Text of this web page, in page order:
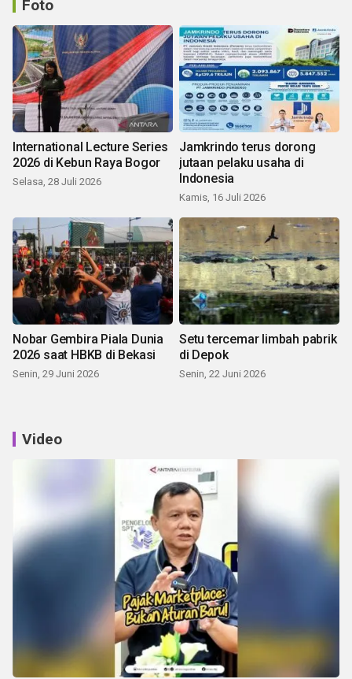
Foto
International Lecture Series
2026 di Kebun Raya Bogor
Selasa, 28 Juli 2026
Jamkrindo terus dorong
jutaan pelaku usaha di
Indonesia
Kamis, 16 Juli 2026
Nobar Gembira Piala Dunia
2026 saat HBKB di Bekasi
Senin, 29 Juni 2026
Setu tercemar limbah pabrik
di Depok
Senin, 22 Juni 2026
Video